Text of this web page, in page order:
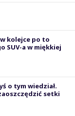
kolejce po to
SUV-a w miękkiej
o tym wiedział.
setki